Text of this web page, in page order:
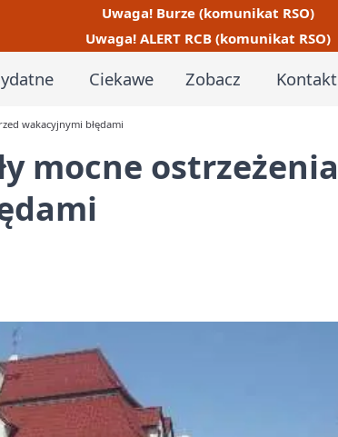
Uwaga! Burze (komunikat RSO)
Uwaga! ALERT RCB (komunikat RSO)
Ciekawe Zobacz Kontakt
wakacyjnymi błędami
mocne ostrzeżenia